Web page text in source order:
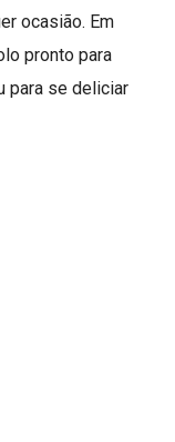
ocasião. Em
pronto para
para se deliciar